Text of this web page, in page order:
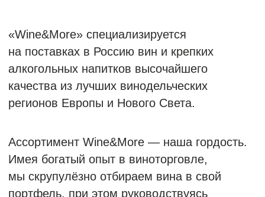
Ассортимент Wine&More — наша гордость.
Имея богатый опыт в виноторговле,
портфель, при этом руководствуясь
основополагающим для нас принципом —
Наше внимание всегда было сосредоточено
мысленно доставить потребителя в места,
где она была произведена. Такие напитки
отражают не только место, но и ощущение
земли и истории их создателей.